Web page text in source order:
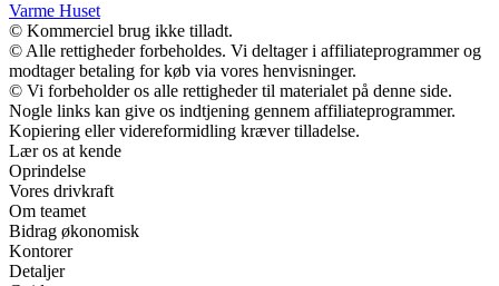
Varme Huset
© Kommerciel brug ikke tilladt.
© Alle rettigheder forbeholdes. Vi deltager i affiliateprogrammer og
modtager betaling for køb via vores henvisninger.
© Vi forbeholder os alle rettigheder til materialet på denne side.
Nogle links kan give os indtjening gennem affiliateprogrammer.
Kopiering eller videreformidling kræver tilladelse.
Lær os at kende
Oprindelse
Vores drivkraft
Om teamet
Bidrag økonomisk
Kontorer
Detaljer